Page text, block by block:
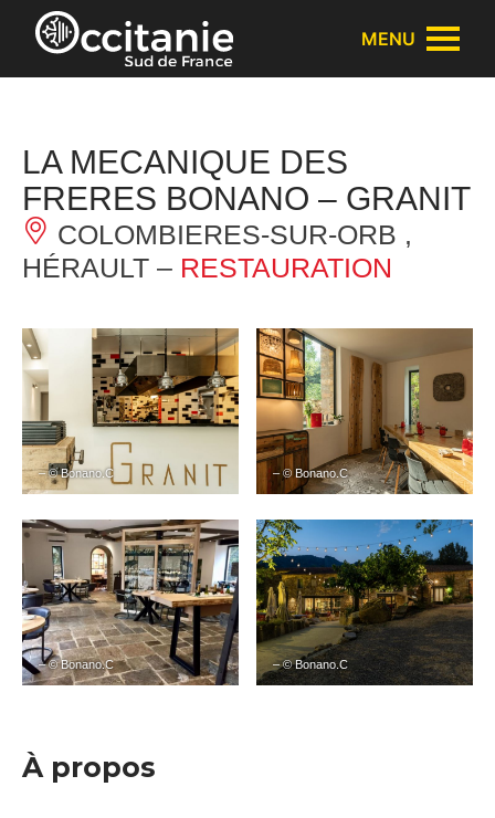
Panneau de gestion des cookies
MENU
LA MECANIQUE DES
FRERES BONANO – GRANIT
COLOMBIERES-SUR-ORB ,
HÉRAULT – RESTAURATION
– © Bonano.C – © Bonano.C
– © Bonano.C – © Bonano.C
À propos